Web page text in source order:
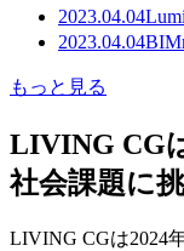
2023.04.04
2023.04.04
もっと見る
LIVING CG
社会課題に
LIVING CGは2024